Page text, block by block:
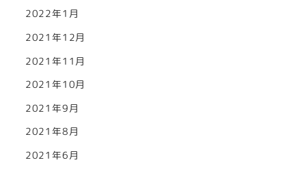
2022年1月
2021年12月
2021年11月
2021年10月
2021年9月
2021年8月
2021年6月